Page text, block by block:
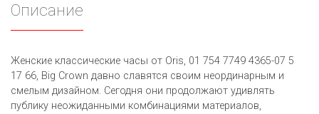
Описание
Женские классические часы от Oris, 01 754 7749 4365-07 5
17 66, Big Crown давно славятся своим неординарным и
смелым дизайном. Сегодня они продолжают удивлять
публику неожиданными комбинациями материалов,